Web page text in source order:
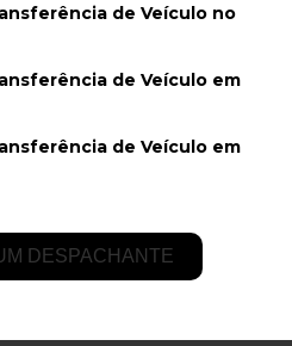
de Veículo no
de Veículo em
de Veículo em
DESPACHANTE